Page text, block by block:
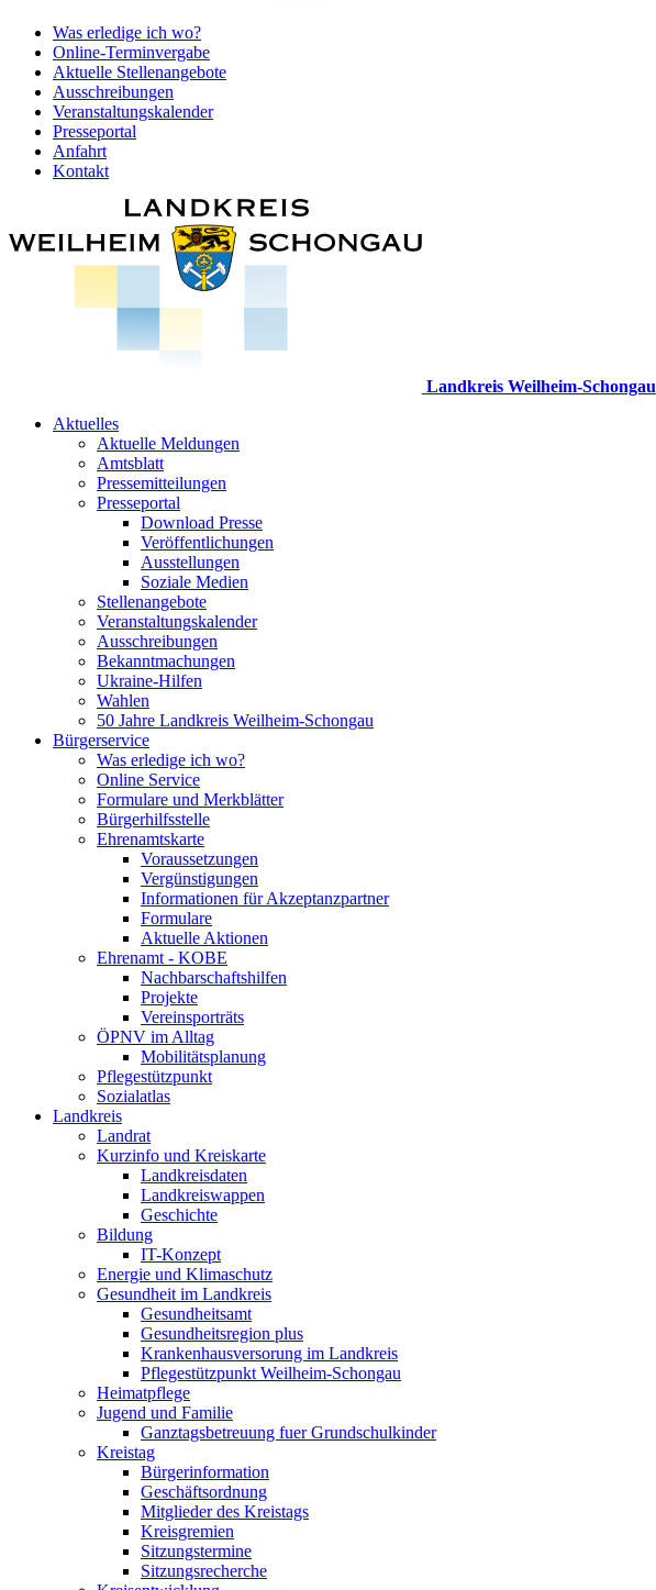
Was erledige ich wo?
Online-Terminvergabe
Aktuelle Stellenangebote
Ausschreibungen
Veranstaltungskalender
Presseportal
Anfahrt
Kontakt
Landkreis Weilheim-Schongau
Aktuelles
Aktuelle Meldungen
Amtsblatt
Pressemitteilungen
Presseportal
Download Presse
Veröffentlichungen
Ausstellungen
Soziale Medien
Stellenangebote
Veranstaltungskalender
Ausschreibungen
Bekanntmachungen
Ukraine-Hilfen
Wahlen
50 Jahre Landkreis Weilheim-Schongau
Bürgerservice
Was erledige ich wo?
Online Service
Formulare und Merkblätter
Bürgerhilfsstelle
Ehrenamtskarte
Voraussetzungen
Vergünstigungen
Informationen für Akzeptanzpartner
Formulare
Aktuelle Aktionen
Ehrenamt - KOBE
Nachbarschaftshilfen
Projekte
Vereinsporträts
ÖPNV im Alltag
Mobilitätsplanung
Pflegestützpunkt
Sozialatlas
Landkreis
Landrat
Kurzinfo und Kreiskarte
Landkreisdaten
Landkreiswappen
Geschichte
Bildung
IT-Konzept
Energie und Klimaschutz
Gesundheit im Landkreis
Gesundheitsamt
Gesundheitsregion plus
Krankenhausversorung im Landkreis
Pflegestützpunkt Weilheim-Schongau
Heimatpflege
Jugend und Familie
Ganztagsbetreuung fuer Grundschulkinder
Kreistag
Bürgerinformation
Geschäftsordnung
Mitglieder des Kreistags
Kreisgremien
Sitzungstermine
Sitzungsrecherche